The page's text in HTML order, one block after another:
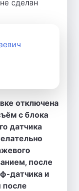
не сделан
отключена
с блока
датчика
после
датчика и
после